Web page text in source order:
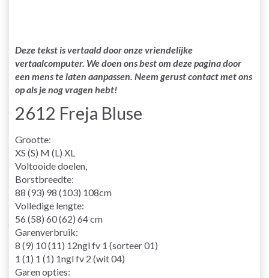
Deze tekst is vertaald door onze vriendelijke
vertaalcomputer. We doen ons best om deze pagina door
een mens te laten aanpassen. Neem gerust contact met ons
op als je nog vragen hebt!
2612 Freja Bluse
Grootte:
XS (S) M (L) XL
Voltooide doelen,
Borstbreedte:
88 (93) 98 (103) 108cm
Volledige lengte:
56 (58) 60 (62) 64 cm
Garenverbruik:
8 (9) 10 (11) 12ngl fv 1 (sorteer 01)
1 (1) 1 (1) 1ngl fv 2 (wit 04)
Garen opties: